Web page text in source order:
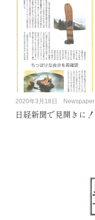
2020年3月18日 Newspaper
日経新聞で見開きに！